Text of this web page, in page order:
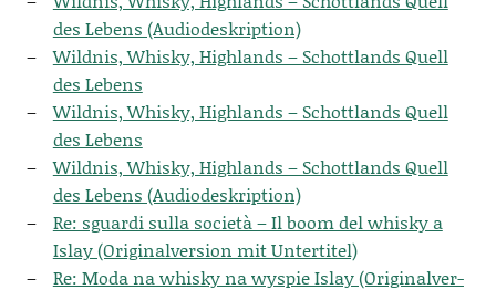
des Lebens (Audio­deskrip­ti­on)
Wild­nis, Whis­ky, High­lands – Schott­lands Quell
des Lebens
Wild­nis, Whis­ky, High­lands – Schott­lands Quell
des Lebens
Wild­nis, Whis­ky, High­lands – Schott­lands Quell
des Lebens (Audio­deskrip­ti­on)
Re: sguar­di sul­la socie­tà – Il boom del whis­ky a
Islay (Ori­gi­nal­ver­si­on mit Untertitel)
Re: Moda na whis­ky na wyspie Islay (Ori­gi­nal­ver­